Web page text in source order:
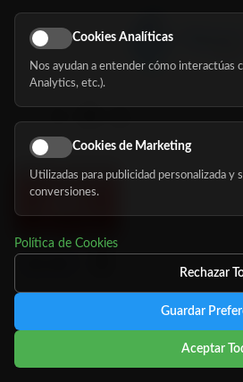
Síguenos
© Copyright 2026 MundoMayor
Cookies Analíticas
Nos ayudan a entender cómo interactúas
Analytics, etc.).
Cookies de Marketing
Utilizadas para publicidad personalizada y
conversiones.
Política de Cookies
Rechazar
Guardar
Aceptar